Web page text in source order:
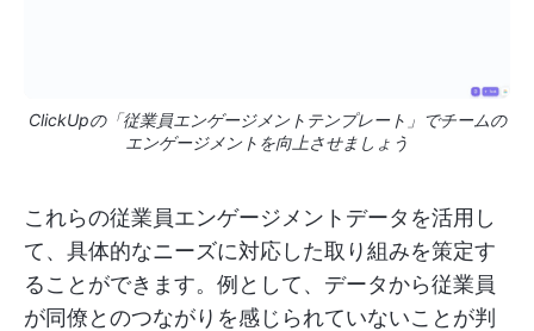
ClickUpの「従業員エンゲージメントテンプレート」でチームの
エンゲージメントを向上させましょう
これらの従業員エンゲージメントデータを活用し
て、具体的なニーズに対応した取り組みを策定す
ることができます。例として、データから従業員
が同僚とのつながりを感じられていないことが判